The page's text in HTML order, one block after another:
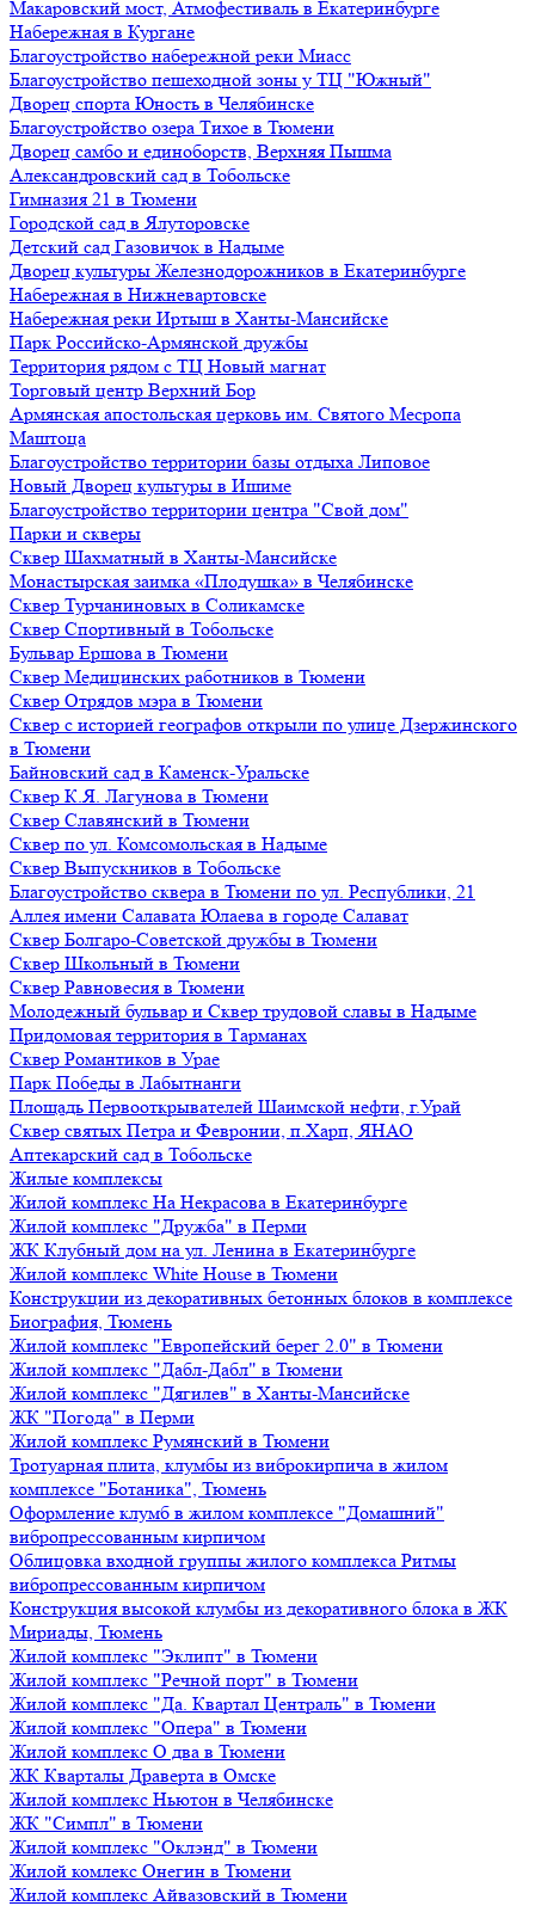
Макаровский мост, Атмофестиваль в Екатеринбурге
Набережная в Кургане
Благоустройство набережной реки Миасс
Благоустройство пешеходной зоны у ТЦ "Южный"
Дворец спорта Юность в Челябинске
Благоустройство озера Тихое в Тюмени
Дворец самбо и единоборств, Верхняя Пышма
Александровский сад в Тобольске
Гимназия 21 в Тюмени
Городской сад в Ялуторовске
Детский сад Газовичок в Надыме
Дворец культуры Железнодорожников в Екатеринбурге
Набережная в Нижневартовске
Набережная реки Иртыш в Ханты-Мансийске
Парк Российско-Армянской дружбы
Территория рядом с ТЦ Новый магнат
Торговый центр Верхний Бор
Армянская апостольская церковь им. Святого Месропа
Маштоца
Благоустройство территории базы отдыха Липовое
Нoвый Двoрeц культуры в Ишимe
Благоустройство территории центра "Свой дом"
Парки и скверы
Сквер Шахматный в Ханты-Мансийске
Монастырская заимка «Плодушка» в Челябинске
Сквер Турчаниновых в Соликамске
Сквер Спортивный в Тобольске
Бульвар Ершова в Тюмени
Сквер Медицинских работников в Тюмени
Сквер Отрядов мэра в Тюмени
Сквер с историей географов открыли по улице Дзержинского
в Тюмени
Байновский сад в Каменск-Уральске
Сквер К.Я. Лагунова в Тюмени
Сквер Славянский в Тюмени
Сквер по ул. Комсомольская в Надыме
Сквер Выпускников в Тобольске
Благоустройство сквера в Тюмени по ул. Республики, 21
Аллея имени Салавата Юлаева в городе Салават
Сквер Болгаро-Советской дружбы в Тюмени
Сквер Школьный в Тюмени
Сквер Равновесия в Тюмени
Молодежный бульвар и Сквер трудовой славы в Надыме
Придомовая территория в Тарманах
Сквер Романтиков в Урае
Парк Победы в Лабытнанги
Площадь Первооткрывателей Шаимской нефти, г.Урай
Сквер святых Петра и Февронии, п.Харп, ЯНАО
Аптекарский сад в Тобольске
Жилые комплексы
Жилой комплекс На Некрасова в Екатеринбурге
Жилой комплекс "Дружба" в Перми
ЖК Клубный дом на ул. Ленина в Екатеринбурге
Жилой комплекс White House в Тюмени
Конструкции из декоративных бетонных блоков в комплексе
Биография, Тюмень
Жилой комплекс "Европейский берег 2.0" в Тюмени
Жилой комплекс "Дабл-Дабл" в Тюмени
Жилой комплекс "Дягилев" в Ханты-Мансийске
ЖК "Погода" в Перми
Жилой комплекс Румянский в Тюмени
Тротуарная плита, клумбы из виброкирпича в жилом
комплексе "Ботаника", Тюмень
Оформление клумб в жилом комплексе "Домашний"
вибропрессованным кирпичом
Облицовка входной группы жилого комплекса Ритмы
вибропрессованным кирпичом
Конструкция высокой клумбы из декоративного блока в ЖК
Мириады, Тюмень
Жилой комплекс "Эклипт" в Тюмени
Жилой комплекс "Речной порт" в Тюмени
Жилой комплекс "Да. Квартал Централь" в Тюмени
Жилой комплекс "Опера" в Тюмени
Жилой комплекс О два в Тюмени
ЖК Кварталы Драверта в Омске
Жилой комплекс Ньютон в Челябинске
ЖК "Симпл" в Тюмени
Жилой комплекс "Оклэнд" в Тюмени
Жилой комлекс Онегин в Тюмени
Жилой комплекс Айвазовский в Тюмени